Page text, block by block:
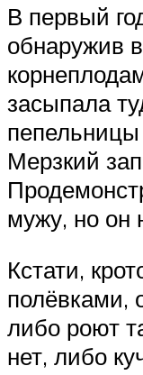
В первый
обнаружив
засыпала
Мерзкий
мужу, но он
Кстати,
полёвками,
либо роют
нет, либо